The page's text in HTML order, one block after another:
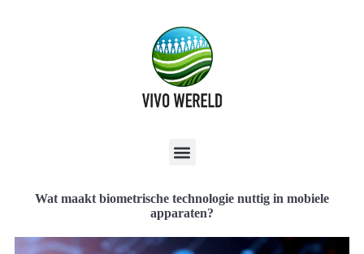
Wat maakt biometrische technologie nuttig in mobiele
apparaten?